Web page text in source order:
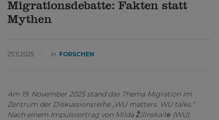
Migrationsdebatte: Fakten statt
Mythen
25.11.2025 in FORSCHEN
Am 19. November 2025 stand das Thema Migration im
Zentrum der Diskussionsreihe „WU matters. WU talks.“.
Nach einem Impulsvortrag von Milda Žilinskaitė (WU)